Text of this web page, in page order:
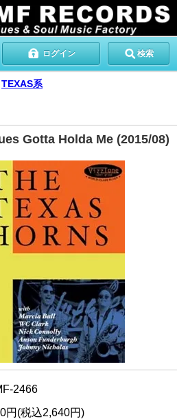
ログイン 検索
TEXAS系
Gotta Holda Me (2015/08)
2466
円(税込2,640円)